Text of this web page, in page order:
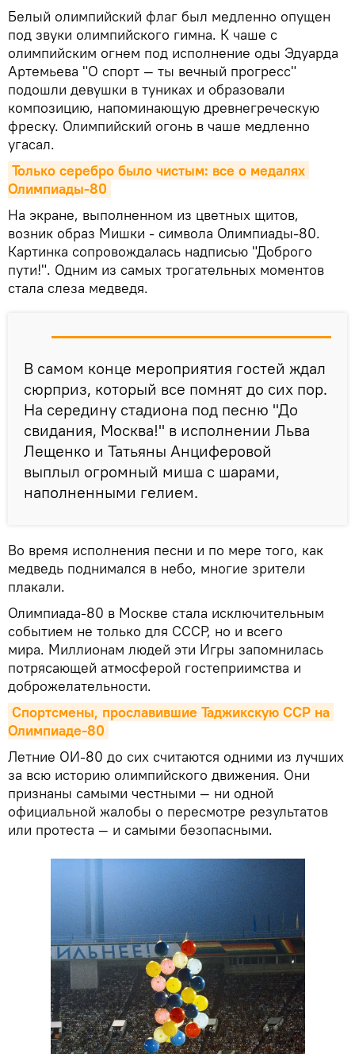
Белый олимпийский флаг был медленно опущен
под звуки олимпийского гимна. К чаше с
олимпийским огнем под исполнение оды Эдуарда
Артемьева "О спорт — ты вечный прогресс"
подошли девушки в туниках и образовали
композицию, напоминающую древнегреческую
фреску. Олимпийский огонь в чаше медленно
угасал.
Только серебро было чистым: все о медалях
Олимпиады-80
На экране, выполненном из цветных щитов,
возник образ Мишки - символа Олимпиады-80.
Картинка сопровождалась надписью "Доброго
пути!". Одним из самых трогательных моментов
стала слеза медведя.
В самом конце мероприятия гостей ждал
сюрприз, который все помнят до сих пор.
На середину стадиона под песню "До
свидания, Москва!" в исполнении Льва
Лещенко и Татьяны Анциферовой
выплыл огромный миша с шарами,
наполненными гелием.
Во время исполнения песни и по мере того, как
медведь поднимался в небо, многие зрители
плакали.
Олимпиада-80 в Москве стала исключительным
событием не только для СССР, но и всего
мира. Миллионам людей эти Игры запомнилась
потрясающей атмосферой гостеприимства и
доброжелательности.
Спортсмены, прославившие Таджикскую ССР на
Олимпиаде-80
Летние ОИ-80 до сих считаются одними из лучших
за всю историю олимпийского движения. Они
признаны самыми честными — ни одной
официальной жалобы о пересмотре результатов
или протеста — и самыми безопасными.